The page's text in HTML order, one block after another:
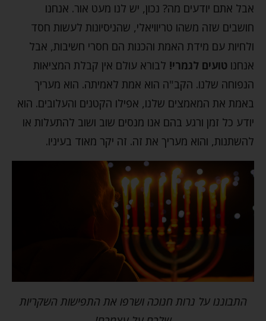
אבל אתם יודעים מה? נכון, יש לנו מעט אור. אנחנו
חושבים שזה משהו טריוויאלי, שהניסיונות לעשות חסד
ולחיות עם מידת האמת והכנות הם חסרי חשיבות, אבל
אנחנו טועים לגמרי! לבורא עולם אין קבלת המציאות
הנפוחה שלנו. הקב"ה הוא אמת לאמיתה. הוא מעריך
באמת את המאמצים שלנו, אפילו הקטנים והעלובים. הוא
יודע כל זמן ורגע בהם אנו מנסים שוב ושוב להתעלות או
להשתנות, והוא מעריך את זה. זה יקר מאוד בעיניו.
התבוננו על נרות חנוכה ושרפו את התפישות השקריות